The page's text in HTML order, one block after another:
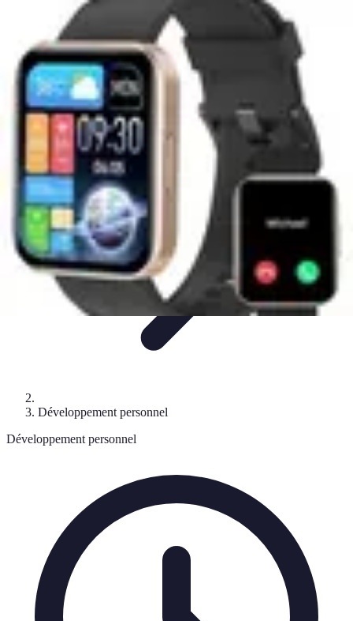
Entraînement
Sports d'équipe Conseils pratiques
Multisport
Multi Sports
Développement personnel
Développement personnel